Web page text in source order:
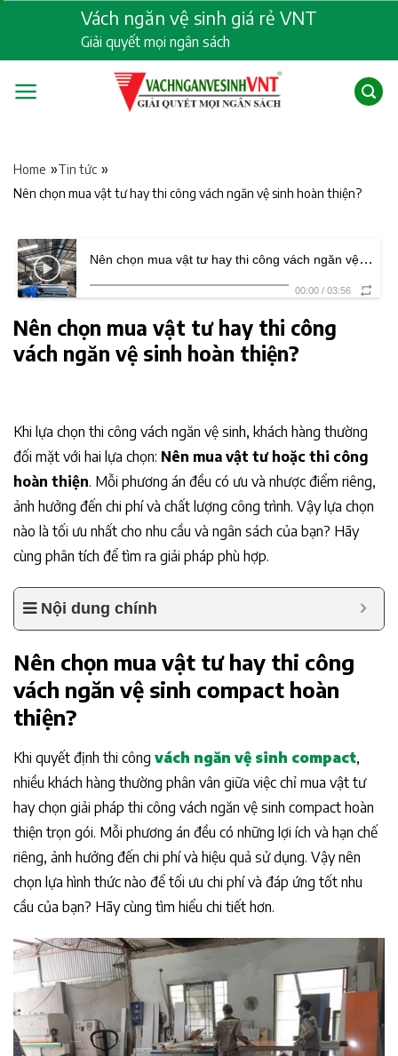
content
Vách ngăn vệ sinh giá rẻ VNT
Giải quyết mọi ngân sách
Home »Tin tức »
Nên chọn mua vật tư hay thi công vách ngăn vệ sinh hoàn thiện?
Nên chọn mua vật tư hay thi công vách ngăn vệ sinh hoàn thiện?
00:00 / 03:56
Nên chọn mua vật tư hay thi công
vách ngăn vệ sinh hoàn thiện?
Khi lựa chọn thi công vách ngăn vệ sinh, khách hàng thường
đối mặt với hai lựa chọn: Nên mua vật tư hoặc thi công
hoàn thiện. Mỗi phương án đều có ưu và nhược điểm riêng,
ảnh hưởng đến chi phí và chất lượng công trình. Vậy lựa chọn
nào là tối ưu nhất cho nhu cầu và ngân sách của bạn? Hãy
cùng phân tích để tìm ra giải pháp phù hợp.
Nội dung chính
Nên chọn mua vật tư hay thi công
vách ngăn vệ sinh compact hoàn
thiện?
Khi quyết định thi công vách ngăn vệ sinh compact,
nhiều khách hàng thường phân vân giữa việc chỉ mua vật tư
hay chọn giải pháp thi công vách ngăn vệ sinh compact hoàn
thiện trọn gói. Mỗi phương án đều có những lợi ích và hạn chế
riêng, ảnh hưởng đến chi phí và hiệu quả sử dụng. Vậy nên
chọn lựa hình thức nào để tối ưu chi phí và đáp ứng tốt nhu
cầu của bạn? Hãy cùng tìm hiểu chi tiết hơn.